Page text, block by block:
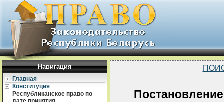
Навигация
Главная
Конституция
Республиканское право по